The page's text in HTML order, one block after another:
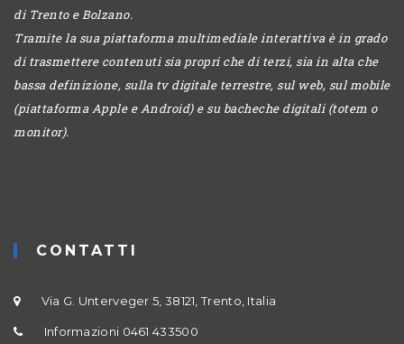
di Trento e Bolzano.
Tramite la sua piattaforma multimediale interattiva è in grado
di trasmettere contenuti sia propri che di terzi, sia in alta che
bassa definizione, sulla tv digitale terrestre, sul web, sul mobile
(piattaforma Apple e Android) e su bacheche digitali (totem o
monitor).
CONTATTI
Via G. Unterveger 5, 38121, Trento, Italia
Informazioni 0461 433500